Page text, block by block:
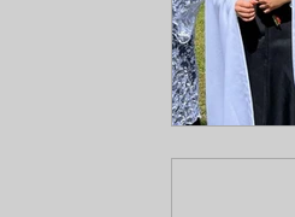
SAJM
Acordos com Roma